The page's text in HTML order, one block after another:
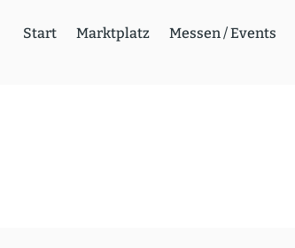
Start Markt­platz Messen / Events